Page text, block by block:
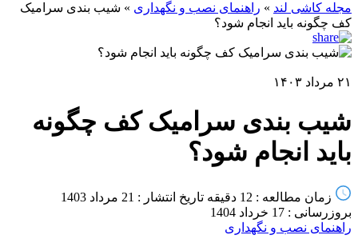
مجله کاشی لند » راهنمای نصب و نگهداری » شیب بندی سرامیک
کف چگونه باید انجام شود؟
۲۱ مرداد ۱۴۰۳
شیب بندی سرامیک کف چگونه
باید انجام شود؟
زمان مطالعه : 12 دقیقه
تاریخ انتشار : 21 مرداد 1403
بروزرسانی : 17 خرداد 1404
راهنمای نصب و نگهداری